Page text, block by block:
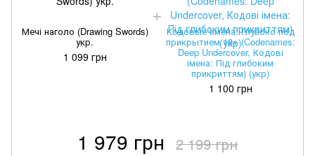
Мечі наголо (Drawing Swords)
укр.
1 099 грн
Кодовые имена: Глубоко под
прикрытием 18+ (Codenames:
Deep Undercover, Кодові
імена: Під глибоким
прикриттям) (укр)
1 100 грн
1 979 грн 2 199 грн